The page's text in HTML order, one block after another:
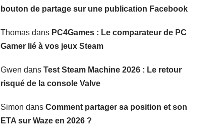
bouton de partage sur une publication Facebook
Thomasdans PC4Games : Le comparateur de PC
Gamer lié à vos jeux Steam
Gwen dans Test Steam Machine 2026 : Le retour
risqué de la console Valve
Simon dans Comment partager sa position et son
ETA sur Waze en 2026 ?